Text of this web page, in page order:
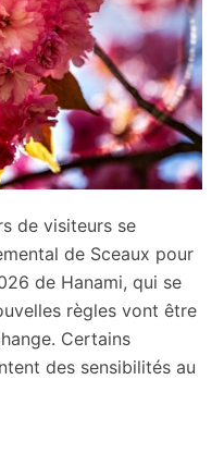
de visiteurs se
de Sceaux pour
de Hanami, qui se
règles vont être
Certains
des sensibilités au